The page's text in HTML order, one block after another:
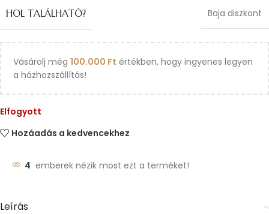
HOL TALÁLHATÓ? Baja diszkont
Vásárolj még 100.000 Ft értékben, hogy ingyenes legyen
a házhozszállítás!
Elfogyott
Hozáadás a kedvencekhez
4 emberek nézik most ezt a terméket!
Leírás